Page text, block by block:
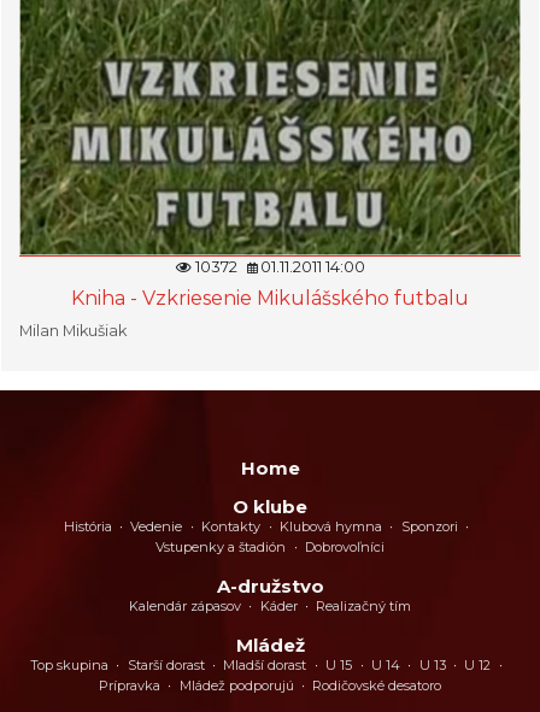
10372 01.11.2011 14:00
Kniha - Vzkriesenie Mikulášského futbalu
Milan Mikušiak
Home
O klube
História Vedenie Kontakty Klubová hymna
Sponzori
Vstupenky a štadión
Dobrovoľníci
A-družstvo
Kalendár zápasov Káder Realizačný tím
Mládež
Top skupina Starší dorast Mladší dorast U 15 U 14 U 13
U 12
Prípravka
Mládež podporujú Rodičovské desatoro